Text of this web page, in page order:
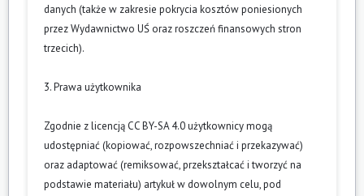
danych (także w zakresie pokrycia kosztów poniesionych
przez Wydawnictwo UŚ oraz roszczeń finansowych stron
trzecich).
3. Prawa użytkownika
Zgodnie z licencją CC BY-SA 4.0 użytkownicy mogą
udostępniać (kopiować, rozpowszechniać i przekazywać)
oraz adaptować (remiksować, przekształcać i tworzyć na
podstawie materiału) artykuł w dowolnym celu, pod